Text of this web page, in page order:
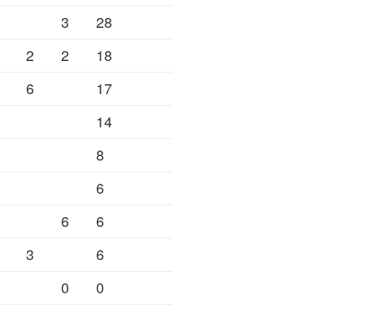
3
28
2 2
18
6
17
14
8
6
6
6
3
6
0
0